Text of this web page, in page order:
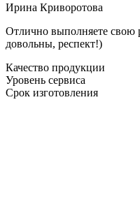
Ирина Криворотова
Отлично выполняете свою
довольны, респект!)
Качество продукции
Уровень сервиса
Срок изготовления